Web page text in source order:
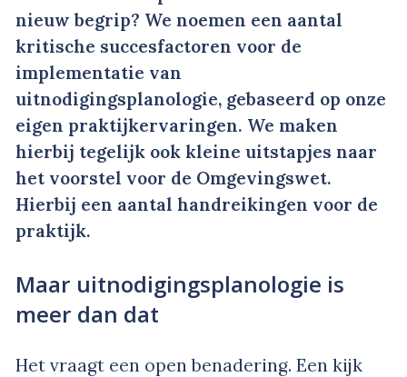
nieuw begrip? We noemen een aantal
kritische succesfactoren voor de
implementatie van
uitnodigingsplanologie, gebaseerd op onze
eigen praktijkervaringen. We maken
hierbij tegelijk ook kleine uitstapjes naar
het voorstel voor de Omgevingswet.
Hierbij een aantal handreikingen voor de
praktijk.
Maar uitnodigingsplanologie is
meer dan dat
Het vraagt een open benadering. Een kijk